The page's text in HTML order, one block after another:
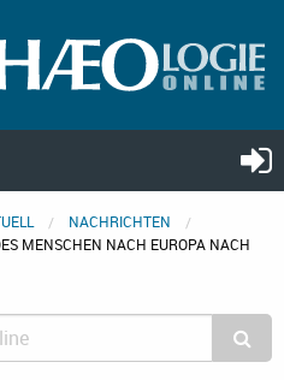
NACHRICHTEN
MENSCHEN NACH EUROPA NACH